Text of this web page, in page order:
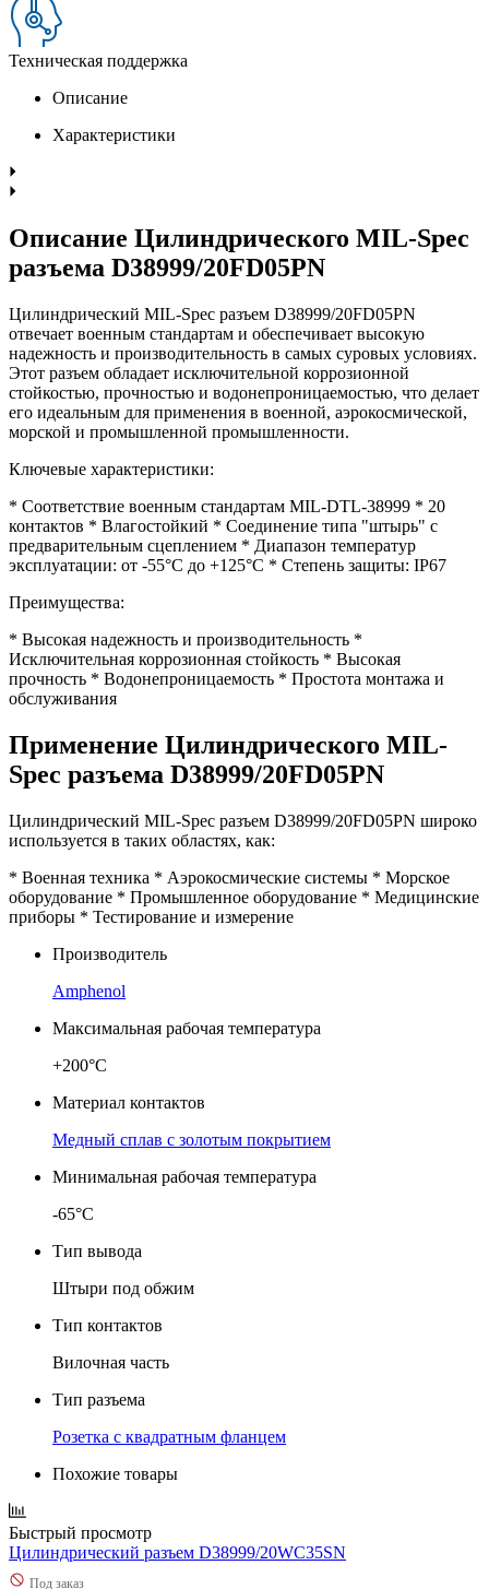
Техническая поддержка
Описание
Характеристики
Описание Цилиндрического MIL-Spec
разъема D38999/20FD05PN
Цилиндрический MIL-Spec разъем D38999/20FD05PN
отвечает военным стандартам и обеспечивает высокую
надежность и производительность в самых суровых условиях.
Этот разъем обладает исключительной коррозионной
стойкостью, прочностью и водонепроницаемостью, что делает
его идеальным для применения в военной, аэрокосмической,
морской и промышленной промышленности.
Ключевые характеристики:
* Соответствие военным стандартам MIL-DTL-38999 * 20
контактов * Влагостойкий * Соединение типа "штырь" с
предварительным сцеплением * Диапазон температур
эксплуатации: от -55°C до +125°C * Степень защиты: IP67
Преимущества:
* Высокая надежность и производительность *
Исключительная коррозионная стойкость * Высокая
прочность * Водонепроницаемость * Простота монтажа и
обслуживания
Применение Цилиндрического MIL-
Spec разъема D38999/20FD05PN
Цилиндрический MIL-Spec разъем D38999/20FD05PN широко
используется в таких областях, как:
* Военная техника * Аэрокосмические системы * Морское
оборудование * Промышленное оборудование * Медицинские
приборы * Тестирование и измерение
Производитель
Amphenol
Максимальная рабочая температура
+200°C
Материал контактов
Медный сплав с золотым покрытием
Минимальная рабочая температура
-65°C
Тип вывода
Штыри под обжим
Тип контактов
Вилочная часть
Тип разъема
Розетка с квадратным фланцем
Похожие товары
Быстрый просмотр
Цилиндрический разъем D38999/20WC35SN
Под заказ